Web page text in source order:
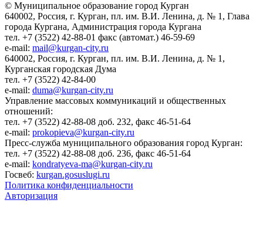
© Муниципальное образование город Курган
640002, Россия, г. Курган, пл. им. В.И. Ленина, д. № 1, Глава
города Кургана, Администрация города Кургана
тел. +7 (3522) 42-88-01 факс (автомат.) 46-59-69
e-mail: mail@kurgan-city.ru
640002, Россия, г. Курган, пл. им. В.И. Ленина, д. № 1,
Курганская городская Дума
тел. +7 (3522) 42-84-00
e-mail: duma@kurgan-city.ru
Управление массовых коммуникаций и общественных
отношений:
тел. +7 (3522) 42-88-08 доб. 232, факс 46-51-64
e-mail: prokopieva@kurgan-city.ru
Пресс-служба муниципального образования город Курган:
тел. +7 (3522) 42-88-08 доб. 236, факс 46-51-64
e-mail: kondratyeva-ma@kurgan-city.ru
Госвеб: kurgan.gosuslugi.ru
Политика конфиденциальности
Авторизация